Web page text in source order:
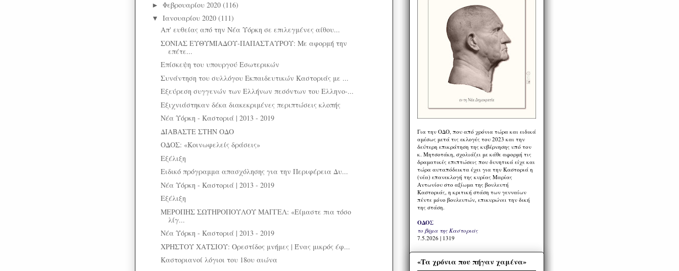
► Φεβρουαρίου 2020 (116)
▼ Ιανουαρίου 2020 (111)
Απ' ευθείας από την Νέα Υόρκη σε επιλεγμένες αίθου...
ΣΟΝΙΑΣ ΕΥΘΥΜΙΑΔΟΥ-ΠΑΠΑΣΤΑΥΡΟΥ: Με αφορμή την
επέτε...
Επίσκεψη του υπουργού Εσωτερικών
Συνάντηση του συλλόγου Εκπαιδευτικών Καστοριάς με ...
Εξεύρεση συγγενών των Ελλήνων πεσόντων του Ελληνο-...
Eξιχνιάστηκαν δέκα διακεκριμένες περιπτώσεις κλοπής
Νέα Υόρκη - Καστοριά | 2013 - 2019
ΔΙΑΒΑΣΤΕ ΣΤΗΝ ΟΔΟ
ΟΔΟΣ: «Κοινωφελείς δράσεις»
Εξέλιξη
Ειδικό πρόγραμμα απασχόλησης για την Περιφέρεια Δυ...
Νέα Υόρκη - Καστοριά | 2013 - 2019
Εξέλιξη
ΜΕΡΟΠΗΣ ΣΩΤΗΡΟΠΟΥΛΟΥ ΜΑΓΓΕΛ: «Είμαστε πια τόσο
λίγ...
Νέα Υόρκη - Καστοριά | 2013 - 2019
ΧΡΗΣΤΟΥ ΧΑΤΣΙΟΥ: Ορεστίδος μνήμες | Ένας μικρός έφ...
Καστοριανοί λόγιοι του 18ου αιώνα
Για την ΟΔΟ, που από χρόνια τώρα και ειδικά
αμέσως μετά τις εκλογές του 2023 και την
δεύτερη επικράτηση της κυβέρνησης υπό τον
κ. Μητσοτάκη, σχολιάζει με κάθε αφορμή τις
δραματικές επιπτώσεις που δυνητικά είχε και
τώρα αυταπόδεικτα έχει για την Καστοριά η
(νέα) επανεκλογή της κυρίας Μαρίας
Αντωνίου στο αξίωμα της βουλευτή
Καστοριάς, η κριτική στάση των γενναίων
πέντε μόνο βουλευτών, επικυρώνει την δική
της στάση.
ΟΔΟΣ
το βήμα της Καστοριάς
7.5.2026 | 1319
«Τα χρόνια που πήγαν χαμένα»